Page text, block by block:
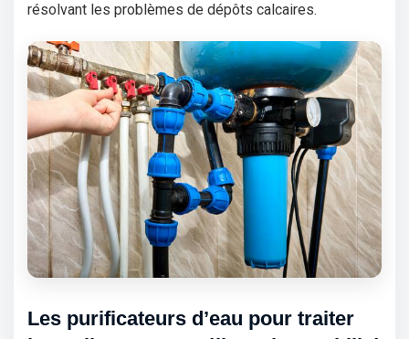
résolvant les problèmes de dépôts calcaires.
Les purificateurs d’eau pour traiter